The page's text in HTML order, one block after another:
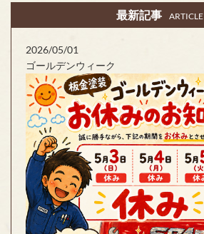
最新記事 ARTICLE
2026/05/01
ゴールデンウィーク